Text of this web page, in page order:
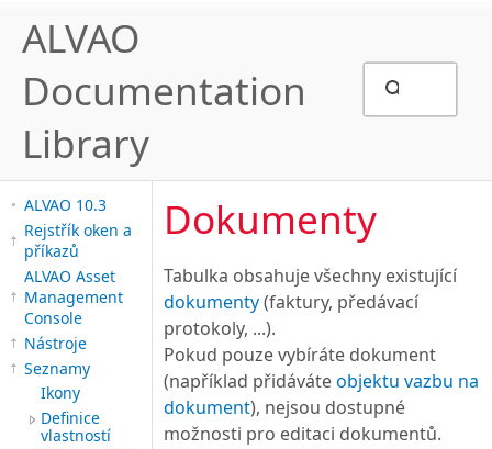
ALVAO
Documentation
Library
ALVAO 10.3
Rejstřík oken a
příkazů
ALVAO Asset
Management
Console
Nástroje
Seznamy
Ikony
Definice
vlastností
Dokumenty
Tabulka obsahuje všechny existující
dokumenty(faktury, předávací
protokoly, ...).
Pokud pouze vybíráte dokument
(například přidáváteobjektu vazbu na
dokument), nejsou dostupné
možnosti pro editaci dokumentů.